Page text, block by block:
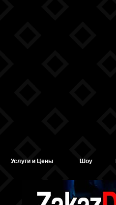
Услуги и Цены Шоу